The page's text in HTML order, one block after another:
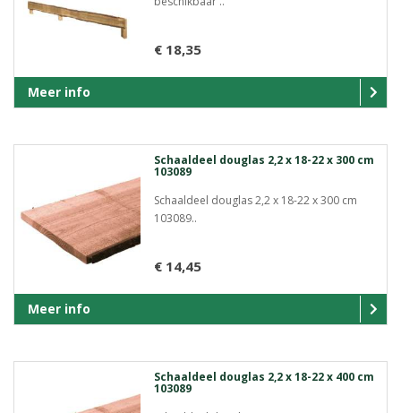
€ 18,35
Meer info
Schaaldeel douglas 2,2 x 18-22 x 300 cm
103089
Schaaldeel douglas 2,2 x 18-22 x 300 cm
103089..
€ 14,45
Meer info
Schaaldeel douglas 2,2 x 18-22 x 400 cm
103089